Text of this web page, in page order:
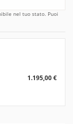
nel tuo stato. Puoi
1.195,00 €